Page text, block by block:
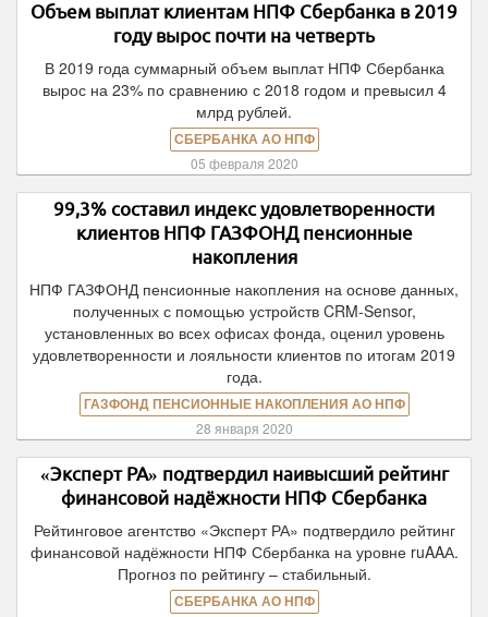
Объем выплат клиентам НПФ Сбербанка в 2019
году вырос почти на четверть
В 2019 года суммарный объем выплат НПФ Сбербанка
вырос на 23% по сравнению с 2018 годом и превысил 4
млрд рублей.
СБЕРБАНКА АО НПФ
05 февраля 2020
99,3% составил индекс удовлетворенности
клиентов НПФ ГАЗФОНД пенсионные
накопления
НПФ ГАЗФОНД пенсионные накопления на основе данных,
полученных с помощью устройств CRM-Sensor,
установленных во всех офисах фонда, оценил уровень
удовлетворенности и лояльности клиентов по итогам 2019
года.
ГАЗФОНД ПЕНСИОННЫЕ НАКОПЛЕНИЯ АО НПФ
28 января 2020
«Эксперт РА» подтвердил наивысший рейтинг
финансовой надёжности НПФ Сбербанка
Рейтинговое агентство «Эксперт РА» подтвердило рейтинг
финансовой надёжности НПФ Сбербанка на уровне ruAAА.
Прогноз по рейтингу – стабильный.
СБЕРБАНКА АО НПФ